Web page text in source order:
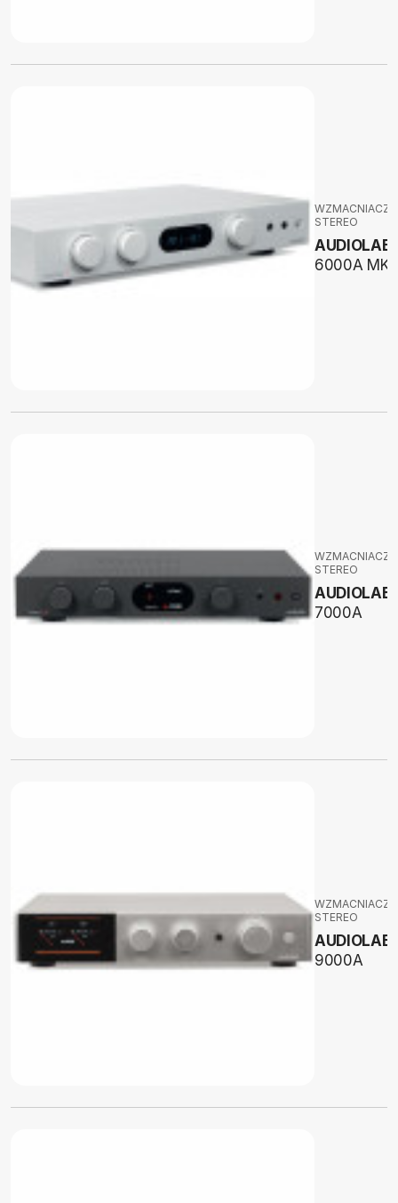
WZMACNIACZE
STEREO
AUDIOLAB
6000A MKII
WZMACNIACZE
STEREO
AUDIOLAB
7000A
WZMACNIACZE
STEREO
AUDIOLAB
9000A